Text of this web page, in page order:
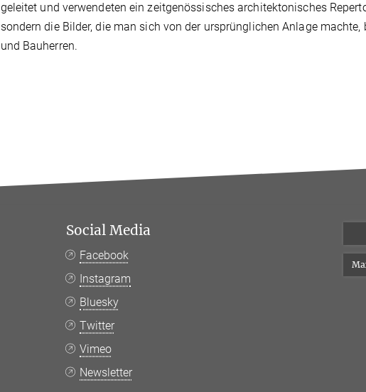
geleitet und verwendeten ein zeitgenössisches architektonisches
sondern die Bilder, die man sich von der ursprünglichen Anlage
und Bauherren.
Social Media
Facebook
Instagram
Bluesky
Twitter
Vimeo
Newsletter